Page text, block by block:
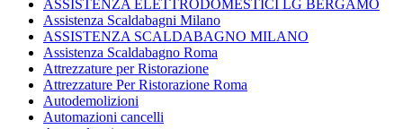
ASSISTENZA ELETTRODOMESTICI LG BERGAMO
Assistenza Scaldabagni Milano
ASSISTENZA SCALDABAGNO MILANO
Assistenza Scaldabagno Roma
Attrezzature per Ristorazione
Attrezzature Per Ristorazione Roma
Autodemolizioni
Automazioni cancelli